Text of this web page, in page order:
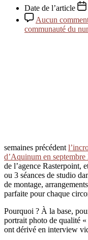
Date de l’article
Aucun
communauté du
semaines précédent
d’Aquinum en septembre
de l’agence Rasterpoint,
ou 3 séances de studio
de montage,
parfaite pour chaque
Pourquoi ? À la base,
portrait photo de qualité «
ont dérivé en interview